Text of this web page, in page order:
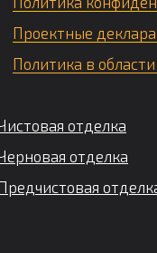
Проектные
Политика в
отделка
отделка